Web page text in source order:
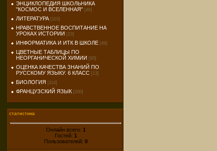
ЭНЦИКЛОПЕДИЯ ШКОЛЬНИКА
"КОСМОС И ВСЕЛЕННАЯ" [46]
ЛИТЕРАТУРА [110]
НРАВСТВЕННОЕ ВОСПИТАНИЕ НА
УРОКАХ ИСТОРИИ [23]
ИНФОРМАТИКА И ИТК В ШКОЛЕ [49]
ЦВЕТНЫЕ ТАБЛИЦЫ ПО
НЕОРГАНИЧЕСКОЙ ХИМИИ [95]
ОЦЕНКА КАЧЕСТВА ЗНАНИЙ ПО
РУССКОМУ ЯЗЫКУ. 6 КЛАСС [13]
БИОЛОГИЯ [114]
ФРАНЦУЗСКИЙ ЯЗЫК [200]
статистика
Онлайн всего: 1
Гостей: 1
Пользователей: 0